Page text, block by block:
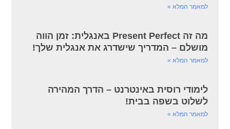
למאמר המלא »
מה זה Present Perfect באנגלית: זמן הווה
מושלם – המדריך שישדרג את אנגלית שלך!
למאמר המלא »
לימודי רוסית באינטרנט – הדרך המהירה
לשלוט בשפה בבית!
למאמר המלא »